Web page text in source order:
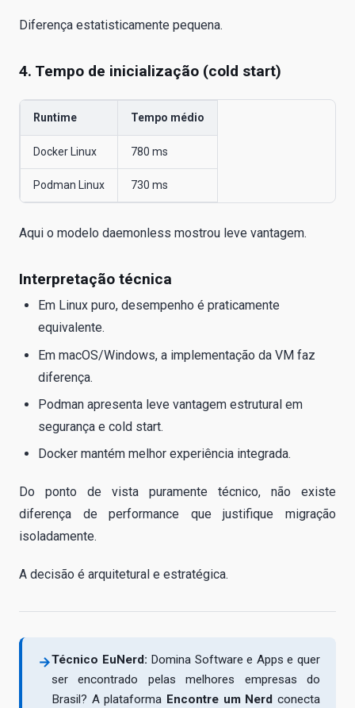
Diferença estatisticamente pequena.
4. Tempo de inicialização (cold start)
Runtime Tempo médio
Docker Linux 780 ms
Podman Linux 730 ms
Aqui o modelo daemonless mostrou leve vantagem.
Interpretação técnica
Em Linux puro, desempenho é praticamente
equivalente.
Em macOS/Windows, a implementação da VM faz
diferença.
Podman apresenta leve vantagem estrutural em
segurança e cold start.
Docker mantém melhor experiência integrada.
Do ponto de vista puramente técnico, não existe
diferença de performance que justifique migração
isoladamente.
A decisão é arquitetural e estratégica.
→Técnico EuNerd: Domina Software e Apps e quer
ser encontrado pelas melhores empresas do
Brasil? A plataforma Encontre um Nerd conecta